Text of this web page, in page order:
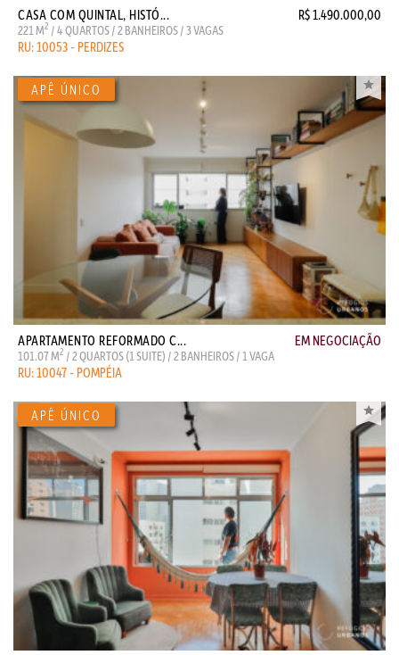
CASA COM QUINTAL, HISTÓ... R$ 1.490.000,00
221 M2 / 4 QUARTOS / 2 BANHEIROS / 3 VAGAS
RU: 10053 - PERDIZES
APARTAMENTO REFORMADO C... EM NEGOCIAÇÃO
101.07 M2 / 2 QUARTOS (1 SUITE) / 2 BANHEIROS / 1 VAGA
RU: 10047 - POMPÉIA